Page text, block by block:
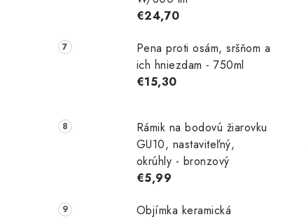
€24,70
Pena proti osám, sršňom a
ich hniezdam - 750ml
€15,30
Rámik na bodovú žiarovku
GU10, nastaviteľný,
okrúhly - bronzový
€5,99
Objímka keramická